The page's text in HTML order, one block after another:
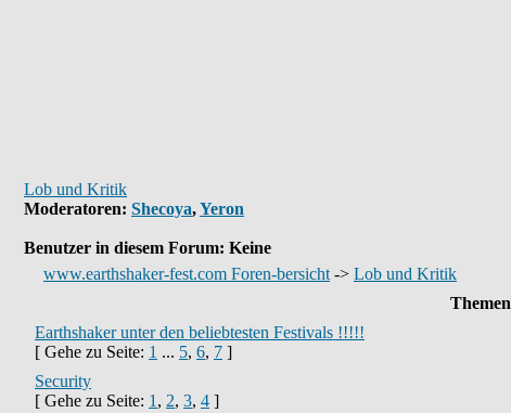
Lob und Kritik
Moderatoren: Shecoya,Yeron
Benutzer in diesem Forum: Keine
www.earthshaker-fest.com Foren-bersicht -> Lob und Kritik
Themen
Earthshaker unter den beliebtesten Festivals !!!!!
[ Gehe zu Seite: 1 ... 5, 6, 7 ]
Security
[ Gehe zu Seite: 1 , 2, 3, 4 ]